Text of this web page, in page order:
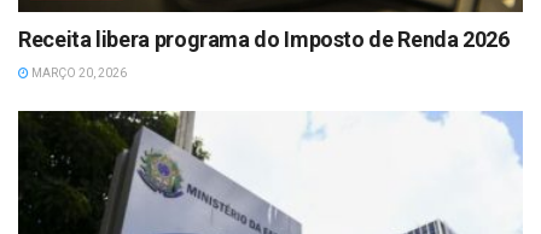
Receita libera programa do Imposto de Renda 2026
MARÇO 20, 2026